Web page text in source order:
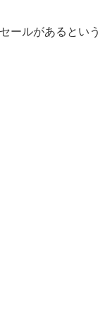
ールがあるという